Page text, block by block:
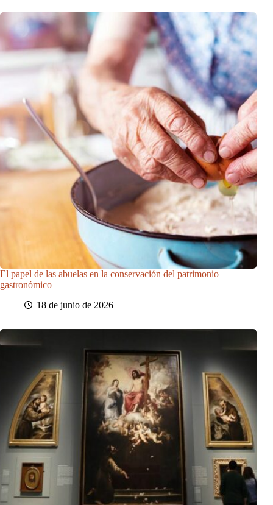
El papel de las abuelas en la conservación del patrimonio
gastronómico
18 de junio de 2026